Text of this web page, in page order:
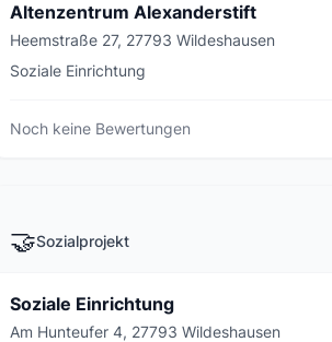
Altenzentrum Alexanderstift
Heemstraße 27, 27793 Wildeshausen
Soziale Einrichtung
Noch keine Bewertungen
🤝Sozialprojekt
Soziale Einrichtung
Am Hunteufer 4, 27793 Wildeshausen